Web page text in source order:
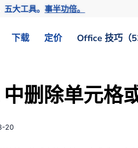
大工具。事半功倍。
下载 定价 Office 技巧（
删除单元格
20